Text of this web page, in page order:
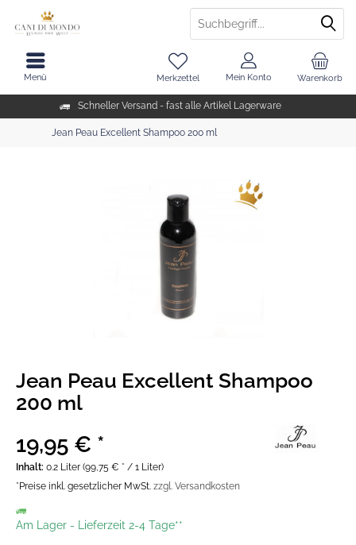
Schneller Versand - fast alle Artikel Lagerware
Warenkorb
Merkzettel Mein Konto
Menü
Jean Peau Excellent Shampoo 200 ml
Jean Peau Excellent Shampoo
200 ml
19,95 € *
Inhalt: 0.2 Liter (99,75 € * / 1 Liter)
*Preise inkl. gesetzlicher MwSt. zzgl. Versandkosten
Am Lager - Lieferzeit 2-4 Tage**